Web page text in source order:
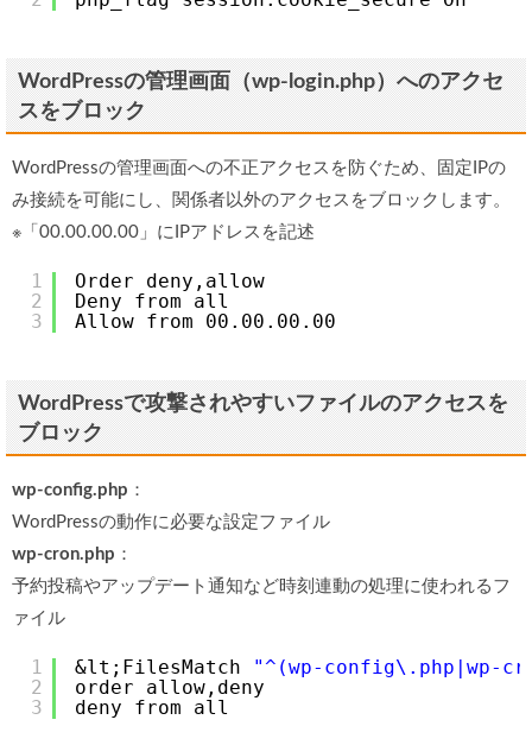
WordPressの管理画面（wp-login.php）へのアクセ
スをブロック
WordPressの管理画面への不正アクセスを防ぐため、固定IPの
み接続を可能にし、関係者以外のアクセスをブロックします。
※「00.00.00.00」にIPアドレスを記述
1
2
3
Order deny,allow
Deny from all
Allow from 00.00.00.00
WordPressで攻撃されやすいファイルのアクセスを
ブロック
wp-config.php ：
WordPressの動作に必要な設定ファイル
wp-cron.php ：
予約投稿やアップデート通知など時刻連動の処理に使われるフ
ァイル
1
2
3
&lt;FilesMatch
"^(wp-config\.php|wp-
order allow,deny
deny from all